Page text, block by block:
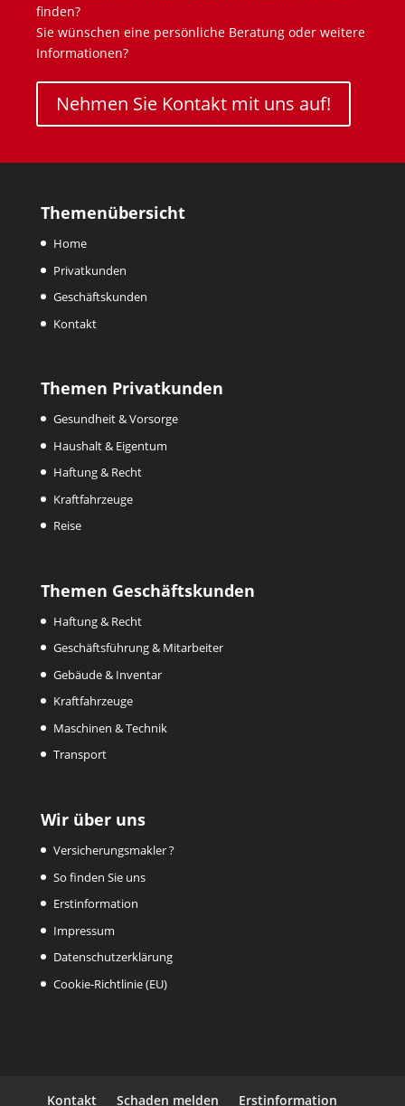
finden?
Sie wünschen eine persönliche Beratung oder weitere
Informationen?
Nehmen Sie Kontakt mit uns auf!
Themenübersicht
Home
Privatkunden
Geschäftskunden
Kontakt
Themen Privatkunden
Gesundheit & Vorsorge
Haushalt & Eigentum
Haftung & Recht
Kraftfahrzeuge
Reise
Themen Geschäftskunden
Haftung & Recht
Geschäftsführung & Mitarbeiter
Gebäude & Inventar
Kraftfahrzeuge
Maschinen & Technik
Transport
Wir über uns
Versicherungsmakler ?
So finden Sie uns
Erstinformation
Impressum
Datenschutzerklärung
Cookie-Richtlinie (EU)
Kontakt Schaden melden Erstinformation